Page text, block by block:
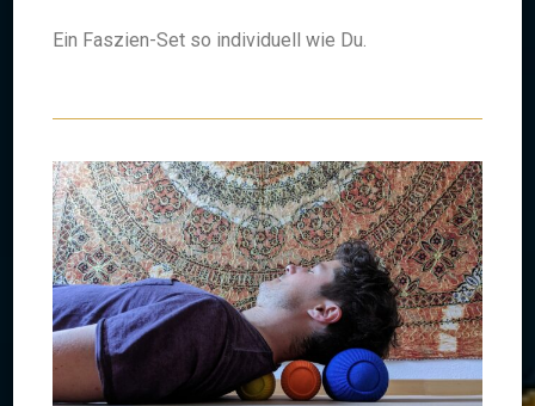
Ein Faszien-Set so individuell wie Du.